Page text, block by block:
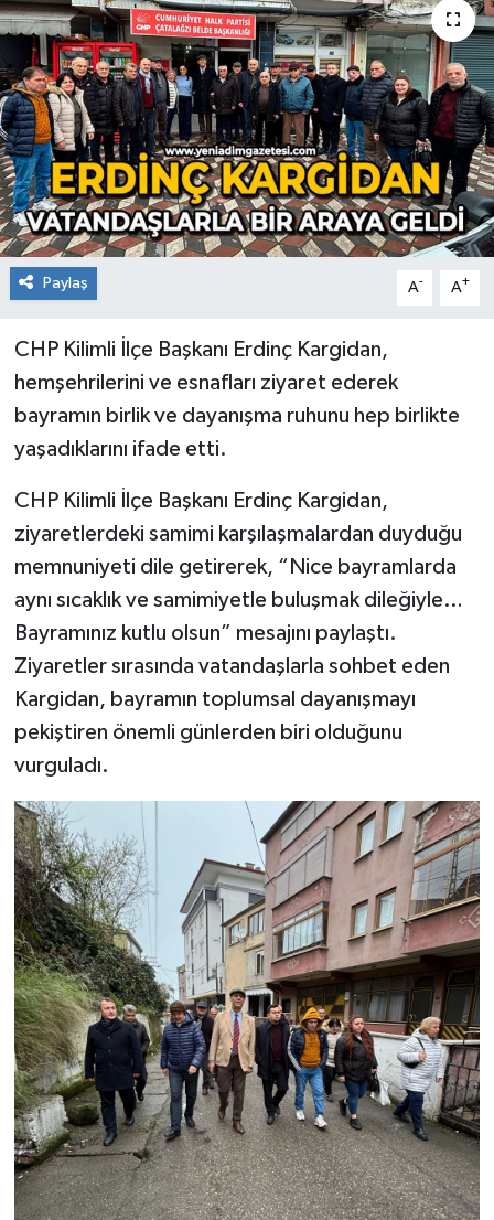
Paylaş A- A+
CHP Kilimli İlçe Başkanı Erdinç Kargidan,
hemşehrilerini ve esnafları ziyaret ederek
bayramın birlik ve dayanışma ruhunu hep birlikte
yaşadıklarını ifade etti.
CHP Kilimli İlçe Başkanı Erdinç Kargidan,
ziyaretlerdeki samimi karşılaşmalardan duyduğu
memnuniyeti dile getirerek, “Nice bayramlarda
aynı sıcaklık ve samimiyetle buluşmak dileğiyle…
Bayramınız kutlu olsun” mesajını paylaştı.
Ziyaretler sırasında vatandaşlarla sohbet eden
Kargidan, bayramın toplumsal dayanışmayı
pekiştiren önemli günlerden biri olduğunu
vurguladı.
Künye